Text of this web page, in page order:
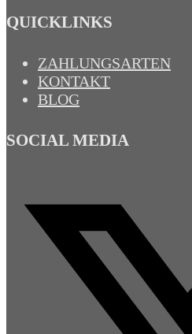
QUICKLINKS
ZAHLUNGSARTEN
KONTAKT
BLOG
SOCIAL MEDIA